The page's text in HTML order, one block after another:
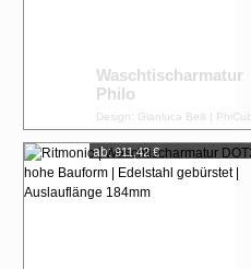
Waschtischarmatur
Philo
Design: Gianluca Belli |
ab: 911,42 €